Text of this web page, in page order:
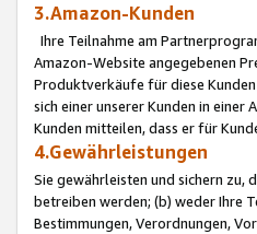
3.Amazon-Kunden
Ihre Teilnahme am
Amazon-Website angegebenen
Produktverkäufe für diese
sich einer unserer Kunden in
Kunden mitteilen, dass er für
4.Gewährleistungen
Sie gewährleisten und sichern zu,
betreiben werden; (b) weder Ihre
Bestimmungen, Verordnungen,